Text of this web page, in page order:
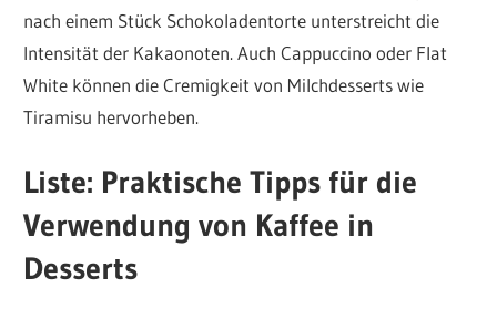
nach einem Stück Schokoladentorte unterstreicht die
Intensität der Kakaonoten. Auch Cappuccino oder Flat
White können die Cremigkeit von Milchdesserts wie
Tiramisu hervorheben.
Liste: Praktische Tipps für die
Verwendung von Kaffee in
Desserts